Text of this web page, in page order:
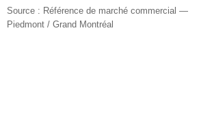
Source : Référence de marché commercial —
Piedmont / Grand Montréal